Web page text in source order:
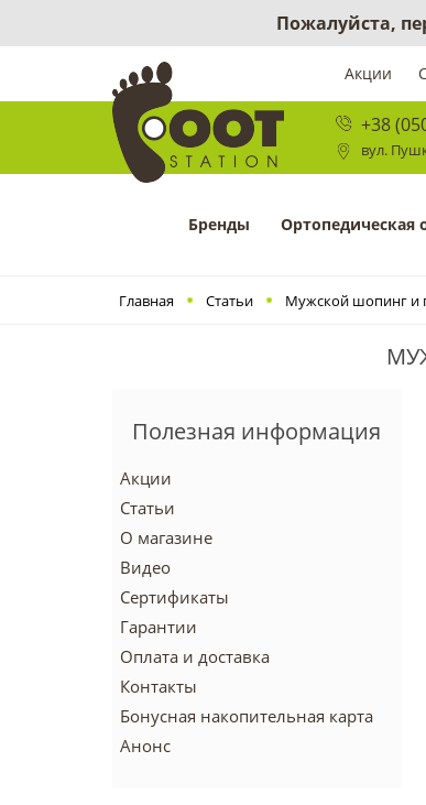
Пожалуйста,
Акции
+38
вул.
Бренды Ортопедическая
Главная Статьи Мужской шопинг и
Полезная информация
Акции
Статьи
О магазине
Видео
Сертификаты
Гарантии
Оплата и доставка
Контакты
Бонусная накопительная карта
Анонс